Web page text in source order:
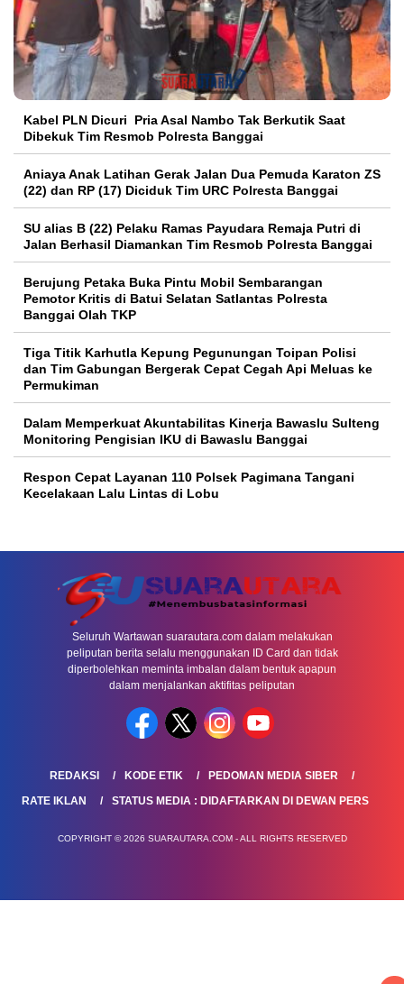
Kabel PLN Dicuri Pria Asal Nambo Tak Berkutik Saat
Dibekuk Tim Resmob Polresta Banggai
Aniaya Anak Latihan Gerak Jalan Dua Pemuda Karaton ZS
(22) dan RP (17) Diciduk Tim URC Polresta Banggai
SU alias B (22) Pelaku Ramas Payudara Remaja Putri di
Jalan Berhasil Diamankan Tim Resmob Polresta Banggai
Berujung Petaka Buka Pintu Mobil Sembarangan
Pemotor Kritis di Batui Selatan Satlantas Polresta
Banggai Olah TKP
Tiga Titik Karhutla Kepung Pegunungan Toipan Polisi
dan Tim Gabungan Bergerak Cepat Cegah Api Meluas ke
Permukiman
Dalam Memperkuat Akuntabilitas Kinerja Bawaslu Sulteng
Monitoring Pengisian IKU di Bawaslu Banggai
Respon Cepat Layanan 110 Polsek Pagimana Tangani
Kecelakaan Lalu Lintas di Lobu
Seluruh Wartawan suarautara.com dalam melakukan
peliputan berita selalu menggunakan ID Card dan tidak
diperbolehkan meminta imbalan dalam bentuk apapun
dalam menjalankan aktifitas peliputan
REDAKSI KODE ETIK
PEDOMAN MEDIA SIBER
RATE IKLAN
STATUS MEDIA : DIDAFTARKAN DI DEWAN PERS
COPYRIGHT © 2026 SUARAUTARA.COM - ALL RIGHTS RESERVED